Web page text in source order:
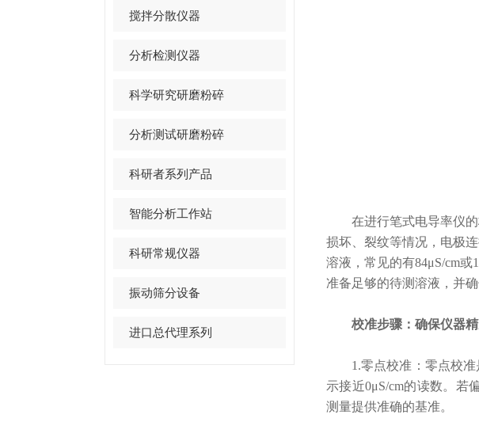
搅拌分散仪器
分析检测仪器
科学研究研磨粉碎
分析测试研磨粉碎
科研者系列产品
智能分析工作站
科研常规仪器
振动筛分设备
进口总代理系列
在进行笔式电导率仪的
损坏、裂纹等情况，电极
溶液，常见的有84μS/cm
准备足够的待测溶液，并
校准步骤：确保仪器精
1.零点校准： 零点校
示接近0μS/cm的读数。若
测量提供准确的基准。